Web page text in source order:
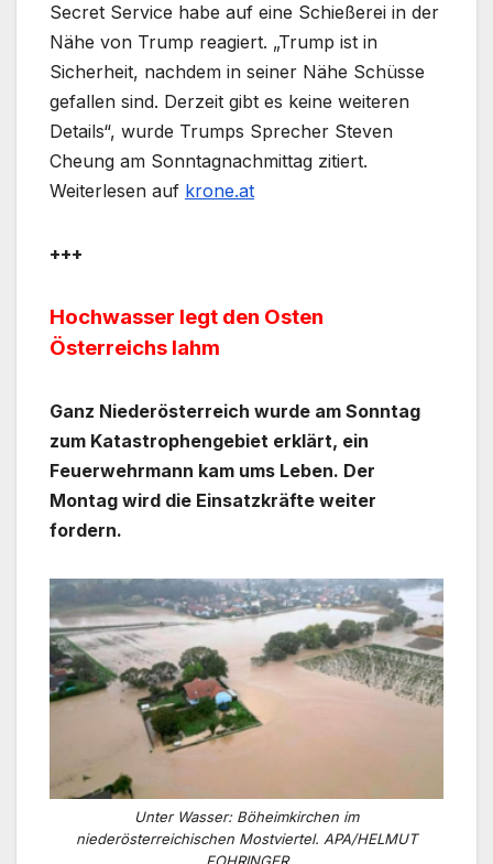
Secret Service habe auf eine Schießerei in der
Nähe von Trump reagiert. „Trump ist in
Sicherheit, nachdem in seiner Nähe Schüsse
gefallen sind. Derzeit gibt es keine weiteren
Details“, wurde Trumps Sprecher Steven
Cheung am Sonntagnachmittag zitiert.
Weiterlesen auf krone.at
+++
Hochwasser legt den Osten
Österreichs lahm
Ganz Niederösterreich wurde am Sonntag
zum Katastrophengebiet erklärt, ein
Feuerwehrmann kam ums Leben. Der
Montag wird die Einsatzkräfte weiter
fordern.
Unter Wasser: Böheimkirchen im
niederösterreichischen Mostviertel. APA/HELMUT